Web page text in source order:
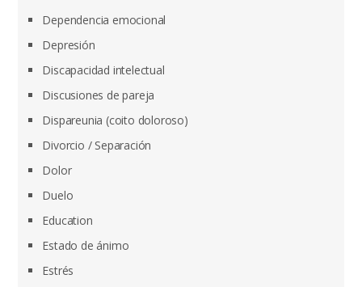
Dependencia emocional
Depresión
Discapacidad intelectual
Discusiones de pareja
Dispareunia (coito doloroso)
Divorcio / Separación
Dolor
Duelo
Education
Estado de ánimo
Estrés